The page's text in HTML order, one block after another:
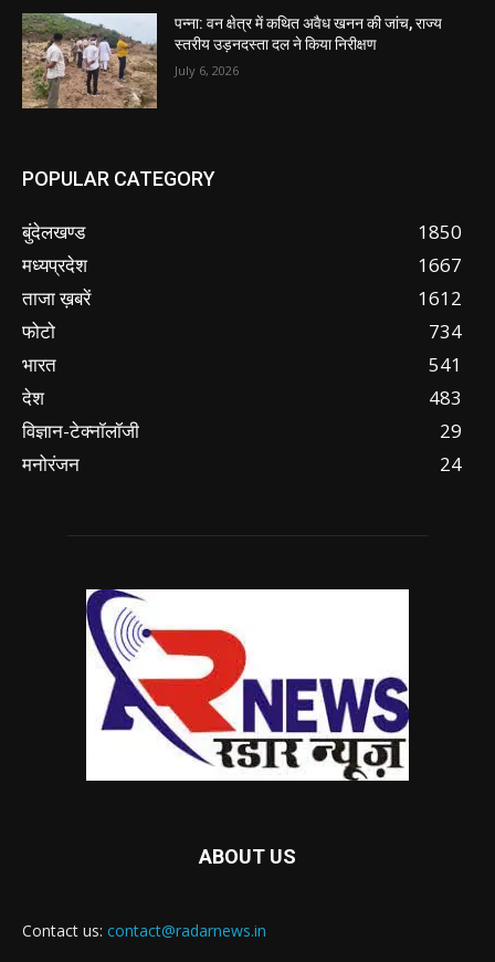
पन्ना: वन क्षेत्र में कथित अवैध खनन की जांच, राज्य
स्तरीय उड़नदस्ता दल ने किया निरीक्षण
July 6, 2026
POPULAR CATEGORY
बुंदेलखण्ड
1850
मध्यप्रदेश
1667
ताजा ख़बरें
1612
फोटो
734
भारत
541
देश
483
विज्ञान-टेक्नॉलॉजी
29
मनोरंजन
24
ABOUT US
Contact us: contact@radarnews.in